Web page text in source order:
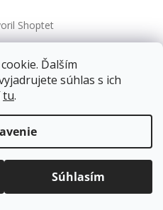
Ďalším
súhlas s ich
tu.
Súhlasím
zásielky v hodnote
EUR*.
už od4 EUR.
Shoptet
. Všetky práva vyhradené.